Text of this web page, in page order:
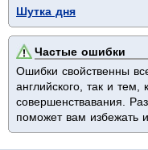
Шутка дня
Частые ошибки
Ошибки свойственны
английского, так и тем,
совершенствавания.
поможет вам избежать